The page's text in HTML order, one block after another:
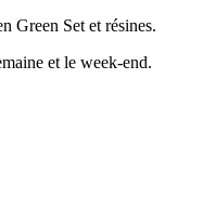
Green Set et résines.
et le week-end.